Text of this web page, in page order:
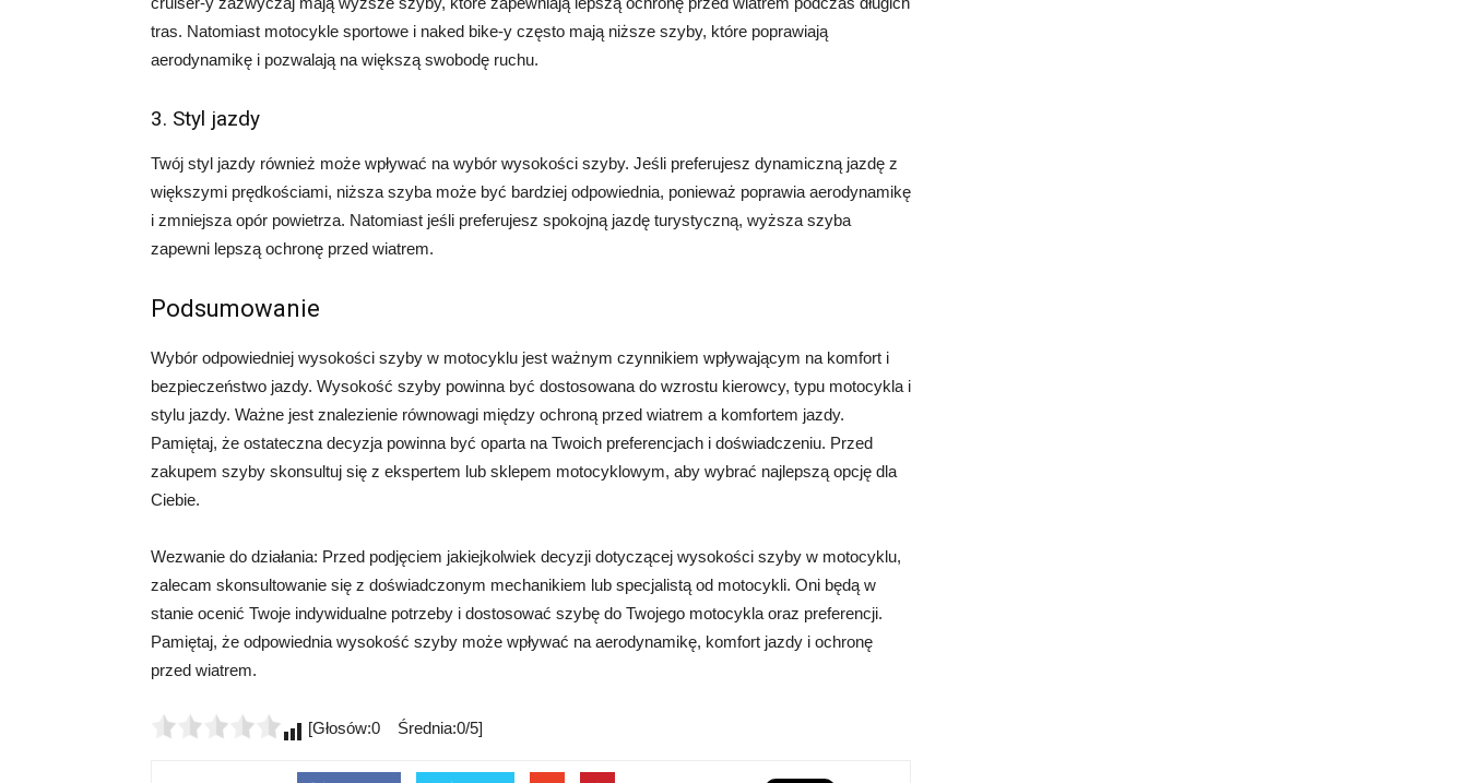
tras. Natomiast motocykle sportowe i naked bike-y często mają niższe szyby, które poprawiają
aerodynamikę i pozwalają na większą swobodę ruchu.
3. Styl jazdy
Twój styl jazdy również może wpływać na wybór wysokości szyby. Jeśli preferujesz dynamiczną jazdę z
większymi prędkościami, niższa szyba może być bardziej odpowiednia, ponieważ poprawia aerodynamikę
i zmniejsza opór powietrza. Natomiast jeśli preferujesz spokojną jazdę turystyczną, wyższa szyba
zapewni lepszą ochronę przed wiatrem.
Podsumowanie
Wybór odpowiedniej wysokości szyby w motocyklu jest ważnym czynnikiem wpływającym na komfort i
bezpieczeństwo jazdy. Wysokość szyby powinna być dostosowana do wzrostu kierowcy, typu motocykla i
stylu jazdy. Ważne jest znalezienie równowagi między ochroną przed wiatrem a komfortem jazdy.
Pamiętaj, że ostateczna decyzja powinna być oparta na Twoich preferencjach i doświadczeniu. Przed
zakupem szyby skonsultuj się z ekspertem lub sklepem motocyklowym, aby wybrać najlepszą opcję dla
Ciebie.
Wezwanie do działania: Przed podjęciem jakiejkolwiek decyzji dotyczącej wysokości szyby w motocyklu,
zalecam skonsultowanie się z doświadczonym mechanikiem lub specjalistą od motocykli. Oni będą w
stanie ocenić Twoje indywidualne potrzeby i dostosować szybę do Twojego motocykla oraz preferencji.
Pamiętaj, że odpowiednia wysokość szyby może wpływać na aerodynamikę, komfort jazdy i ochronę
przed wiatrem.
[Głosów:0 Średnia:0/5]